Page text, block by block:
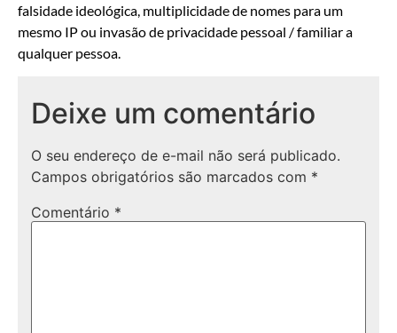
falsidade ideológica, multiplicidade de nomes para um
mesmo IP ou invasão de privacidade pessoal / familiar a
qualquer pessoa.
Deixe um comentário
O seu endereço de e-mail não será publicado.
Campos obrigatórios são marcados com *
Comentário *